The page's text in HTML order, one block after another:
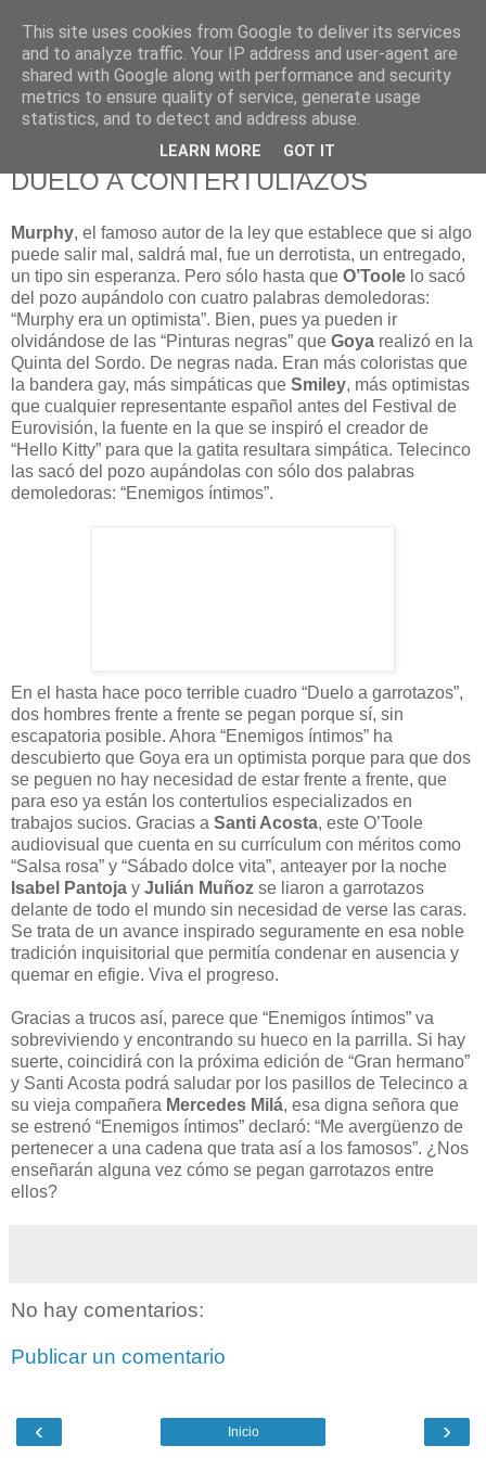
625 RANAS
LA TELEVISIÓN DESDE EL PUNTO DE VISTA BATRACIO
DUELO A CONTERTULIAZOS
Murphy, el famoso autor de la ley que establece que si algo
puede salir mal, saldrá mal, fue un derrotista, un entregado,
un tipo sin esperanza. Pero sólo hasta que O’Toole lo sacó
del pozo aupándolo con cuatro palabras demoledoras:
“Murphy era un optimista”. Bien, pues ya pueden ir
olvidándose de las “Pinturas negras” que Goya realizó en la
Quinta del Sordo. De negras nada. Eran más coloristas que
la bandera gay, más simpáticas que Smiley, más optimistas
que cualquier representante español antes del Festival de
Eurovisión, la fuente en la que se inspiró el creador de
“Hello Kitty” para que la gatita resultara simpática. Telecinco
las sacó del pozo aupándolas con sólo dos palabras
demoledoras: “Enemigos íntimos”.
En el hasta hace poco terrible cuadro “Duelo a garrotazos”,
dos hombres frente a frente se pegan porque sí, sin
escapatoria posible. Ahora “Enemigos íntimos” ha
descubierto que Goya era un optimista porque para que dos
se peguen no hay necesidad de estar frente a frente, que
para eso ya están los contertulios especializados en
trabajos sucios. Gracias a Santi Acosta, este O’Toole
audiovisual que cuenta en su currículum con méritos como
“Salsa rosa” y “Sábado dolce vita”, anteayer por la noche
Isabel Pantoja y Julián Muñoz se liaron a garrotazos
delante de todo el mundo sin necesidad de verse las caras.
Se trata de un avance inspirado seguramente en esa noble
tradición inquisitorial que permitía condenar en ausencia y
quemar en efigie. Viva el progreso.
Gracias a trucos así, parece que “Enemigos íntimos” va
sobreviviendo y encontrando su hueco en la parrilla. Si hay
suerte, coincidirá con la próxima edición de “Gran hermano”
y Santi Acosta podrá saludar por los pasillos de Telecinco a
su vieja compañera Mercedes Milá, esa digna señora que
se estrenó “Enemigos íntimos” declaró: “Me avergüenzo de
pertenecer a una cadena que trata así a los famosos”. ¿Nos
enseñarán alguna vez cómo se pegan garrotazos entre
ellos?
No hay comentarios:
Publicar un comentario
‹ ›
Inicio
This site uses cookies from Google to deliver its services
and to analyze traffic. Your IP address and user-agent are
shared with Google along with performance and security
metrics to ensure quality of service, generate usage
statistics, and to detect and address abuse.
LEARN MORE GOT IT